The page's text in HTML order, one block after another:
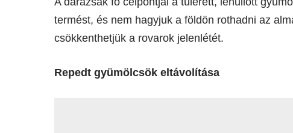
termést, és nem hagyjuk a földön rothadni az
csökkenthetjük a rovarok jelenlétét.
Repedt gyümölcsök eltávolítása